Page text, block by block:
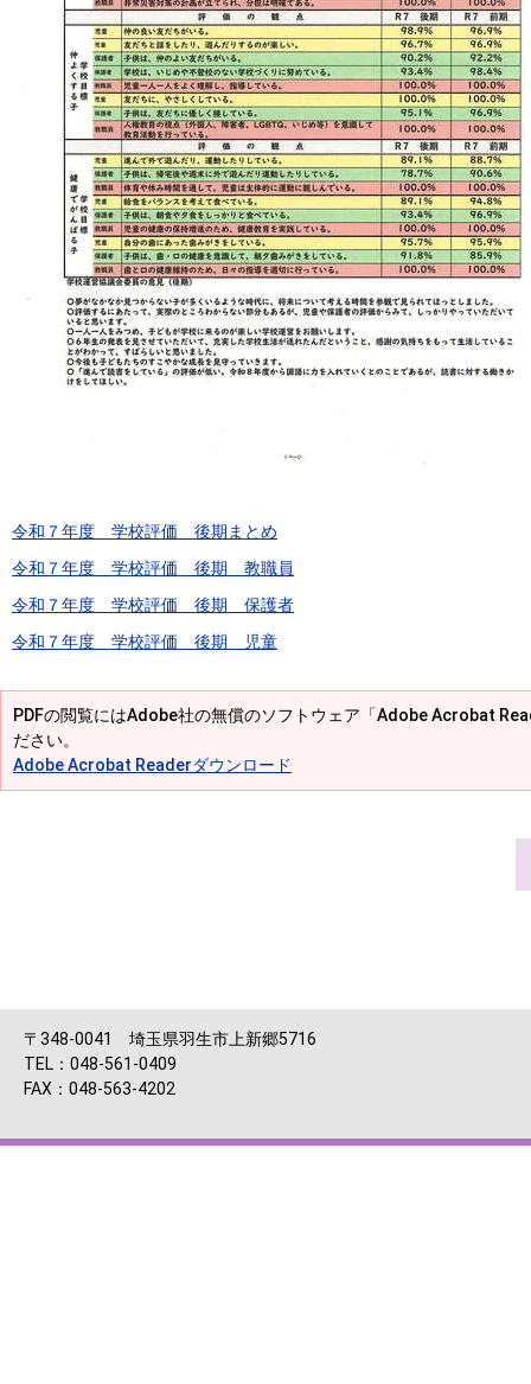
令和７年度 学校評価 後期まとめ
令和７年度 学校評価 後期 教職員
令和７年度 学校評価 後期 保護者
令和７年度 学校評価 後期 児童
PDFの閲覧にはAdobe社の無償のソフトウェア「Adobe Acrobat
ださい。
Adobe Acrobat Readerダウンロード
〒348-0041 埼玉県羽生市上新郷5716
TEL：048-561-0409
FAX：048-563-4202